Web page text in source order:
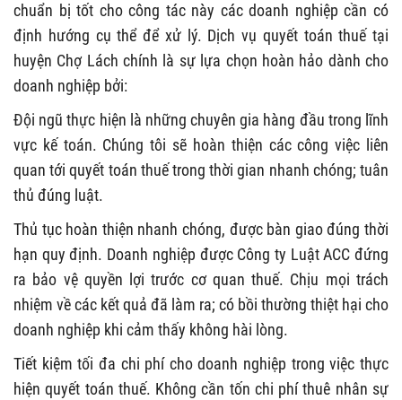
chuẩn bị tốt cho công tác này các doanh nghiệp cần có
định hướng cụ thể để xử lý. Dịch vụ quyết toán thuế tại
huyện Chợ Lách chính là sự lựa chọn hoàn hảo dành cho
doanh nghiệp bởi:
Đội ngũ thực hiện là những chuyên gia hàng đầu trong lĩnh
vực kế toán. Chúng tôi sẽ hoàn thiện các công việc liên
quan tới quyết toán thuế trong thời gian nhanh chóng; tuân
thủ đúng luật.
Thủ tục hoàn thiện nhanh chóng, được bàn giao đúng thời
hạn quy định. Doanh nghiệp được Công ty Luật ACC đứng
ra bảo vệ quyền lợi trước cơ quan thuế. Chịu mọi trách
nhiệm về các kết quả đã làm ra; có bồi thường thiệt hại cho
doanh nghiệp khi cảm thấy không hài lòng.
Tiết kiệm tối đa chi phí cho doanh nghiệp trong việc thực
hiện quyết toán thuế. Không cần tốn chi phí thuê nhân sự